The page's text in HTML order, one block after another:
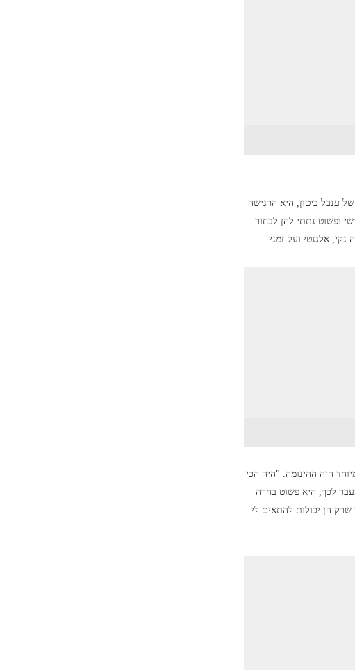
ענבל ביטון, היא הרגישה
ופשוט נתתי להן לבחור
אלגנטי ועל-זמני.
היה ההינומה. "היה הכי
לכך, היא פשוט בחרה
הן יכולות להתאים לי